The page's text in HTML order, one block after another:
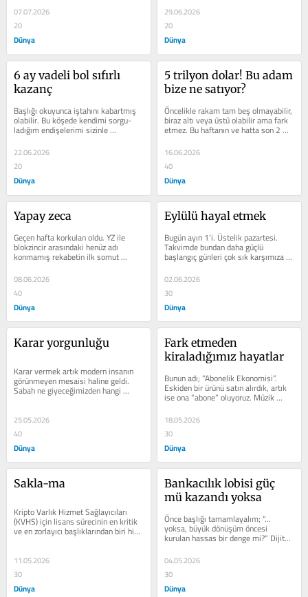
07.07.2026
20
Dünya
29.06.2026
20
Dünya
6 ay vadeli bol sıfırlı
kazanç
Başlığı okuyunca iştahını kabartmış
olabilir. Bu köşede kendimi sorgu­
ladığım endişelerimi sizinle
paylaşma­ya gayret ediyorum....
22.06.2026
20
Dünya
5 trilyon dolar! Bu adam
bize ne satıyor?
Öncelikle rakam tam beş olmaya­bilir,
biraz altı veya üstü olabilir ama fark
etmez. Bu haftanın ve hatta son 2
16.06.2026
40
Dünya
Yapay zeca
Geçen hafta korkulan oldu. YZ ile
blokzin­cir arasındaki henüz adı
konmamış reka­betin ilk somut
muharebesi yaşandı, YZ ağır bastı.
2016...
08.06.2026
40
Dünya
Eylülü hayal etmek
Bugün ayın 1’i. Üstelik pazartesi.
Tak­vimde bundan daha güçlü
başlangıç günleri çok sık karşımıza
çıkmaz. Bir ayın ilk günü,...
02.06.2026
30
Dünya
Karar yorgunluğu
Karar vermek artık modern insanın
görünmeyen me­saisi haline geldi.
Sabah ne gi­yeceğimizden hangi
kahveyi içeceğimize, hangi
25.05.2026
40
Dünya
Fark etmeden
kiraladığımız hayatlar
Bunun adı; “Abonelik Eko­nomisi”.
Eskiden bir ürünü satın alırdık, artık
ise ona “abo­ne” oluyoruz. Müzik
dinlemek için aylık...
18.05.2026
30
Dünya
Sakla-ma
Kripto Varlık Hizmet Sağlayıcıları
(KVHS) için lisans sürecinin en kritik
ve en zorlayı­cı başlıklarından biri hiç
11.05.2026
30
Dünya
Bankacılık lobisi güç
mü kazandı yoksa
Önce başlığı tamamlayalım; “…
yoksa, büyük dönüşüm öncesi
kurulan hassas bir denge mi?” Dijital
para, kripto para, nasıl...
04.05.2026
30
Dünya